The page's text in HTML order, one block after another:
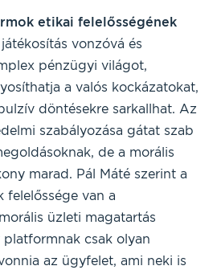
etikai felelősségének
vonzóvá és
pénzügyi világot,
a valós kockázatokat,
döntésekre sarkallhat. Az
szabályozása gátat szab
de a morális
marad. Pál Máté szerint a
felelőssége van a
üzleti magatartás
csak olyan
az ügyfelet, ami neki is